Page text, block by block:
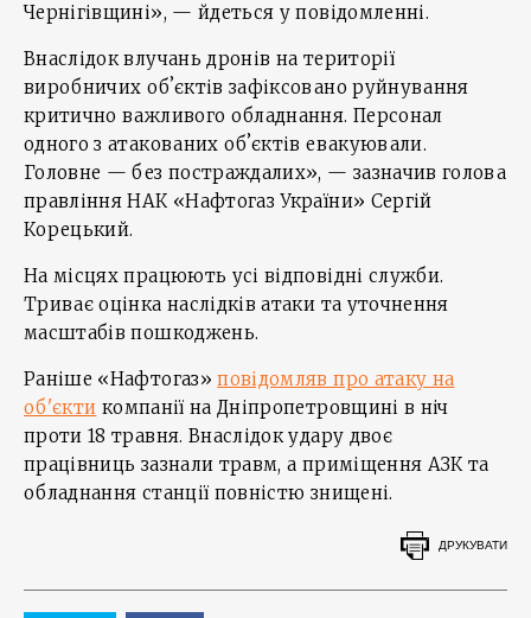
Чернігівщині», — йдеться у повідомленні.
Внаслідок влучань дронів на території
виробничих обʼєктів зафіксовано руйнування
критично важливого обладнання. Персонал
одного з атакованих обʼєктів евакуювали.
Головне — без постраждалих», — зазначив голова
правління НАК «Нафтогаз України» Сергій
Корецький.
На місцях працюють усі відповідні служби.
Триває оцінка наслідків атаки та уточнення
масштабів пошкоджень.
Раніше «Нафтогаз»повідомляв про атаку на
об'єкти компанії на Дніпропетровщині в ніч
проти 18 травня. Внаслідок удару двоє
працівниць зазнали травм, а приміщення АЗК та
обладнання станції повністю знищені.
ДРУКУВАТИ